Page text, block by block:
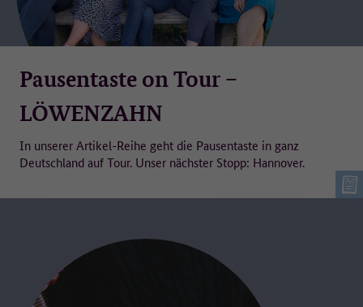
Pausentaste on Tour –
LÖWENZAHN
In unserer Artikel-Reihe geht die Pausentaste in ganz
Deutschland auf Tour. Unser nächster Stopp: Hannover.